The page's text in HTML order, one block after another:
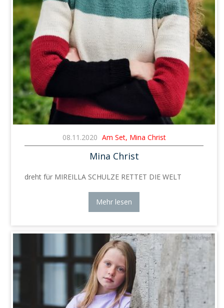
08.11.2020 Am Set, Mina Christ
Mina Christ
dreht für MIREILLA SCHULZE RETTET DIE WELT
Mehr lesen